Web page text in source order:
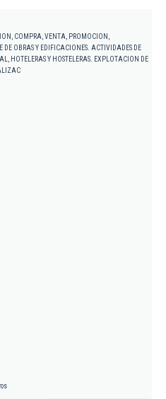
COMPRA, VENTA, PROMOCION,
DE OBRAS Y EDIFICACIONES. ACTIVIDADES DE
HOTELERAS Y HOSTELERAS. EXPLOTACION DE